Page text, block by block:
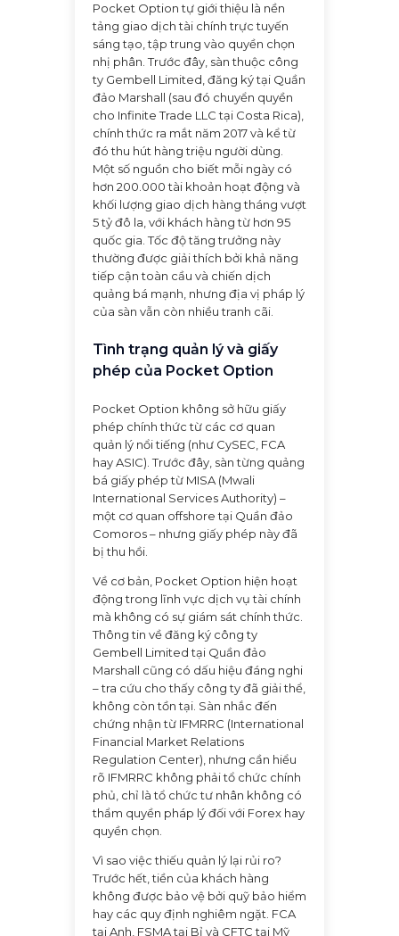
Pocket Option tự giới thiệu là nền
tảng giao dịch tài chính trực tuyến
sáng tạo, tập trung vào quyền chọn
nhị phân. Trước đây, sàn thuộc công
ty Gembell Limited, đăng ký tại Quần
đảo Marshall (sau đó chuyển quyền
cho Infinite Trade LLC tại Costa Rica),
chính thức ra mắt năm 2017 và kể từ
đó thu hút hàng triệu người dùng.
Một số nguồn cho biết mỗi ngày có
hơn 200.000 tài khoản hoạt động và
khối lượng giao dịch hàng tháng vượt
5 tỷ đô la, với khách hàng từ hơn 95
quốc gia. Tốc độ tăng trưởng này
thường được giải thích bởi khả năng
tiếp cận toàn cầu và chiến dịch
quảng bá mạnh, nhưng địa vị pháp lý
của sàn vẫn còn nhiều tranh cãi.
Tình trạng quản lý và giấy
phép của Pocket Option
Pocket Option không sở hữu giấy
phép chính thức từ các cơ quan
quản lý nổi tiếng (như CySEC, FCA
hay ASIC). Trước đây, sàn từng quảng
bá giấy phép từ MISA (Mwali
International Services Authority) –
một cơ quan offshore tại Quần đảo
Comoros – nhưng giấy phép này đã
bị thu hồi.
Về cơ bản, Pocket Option hiện hoạt
động trong lĩnh vực dịch vụ tài chính
mà không có sự giám sát chính thức.
Thông tin về đăng ký công ty
Gembell Limited tại Quần đảo
Marshall cũng có dấu hiệu đáng nghi
– tra cứu cho thấy công ty đã giải thể,
không còn tồn tại. Sàn nhắc đến
chứng nhận từ IFMRRC (International
Financial Market Relations
Regulation Center), nhưng cần hiểu
rõ IFMRRC không phải tổ chức chính
phủ, chỉ là tổ chức tư nhân không có
thẩm quyền pháp lý đối với Forex hay
quyền chọn.
Vì sao việc thiếu quản lý lại rủi ro?
Trước hết, tiền của khách hàng
không được bảo vệ bởi quỹ bảo hiểm
hay các quy định nghiêm ngặt. FCA
tại Anh, FSMA tại Bỉ và CFTC tại Mỹ